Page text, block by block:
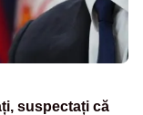
suspectați că